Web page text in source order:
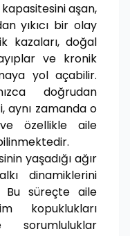
aşan,
yıkıcı bir olay
kazaları, doğal
ve kronik
yol açabilir.
doğrudan
aynı zamanda o
özellikle aile
yaşadığı ağır
dinamiklerini
Bu süreçte aile
kopuklukları